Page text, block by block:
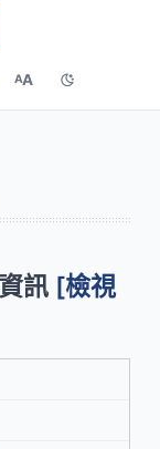
AA
訊 [檢視